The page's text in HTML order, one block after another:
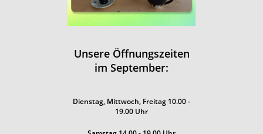
Unsere Öffnungszeiten
im September:
Dienstag, Mittwoch, Freitag 10.00 -
19.00 Uhr